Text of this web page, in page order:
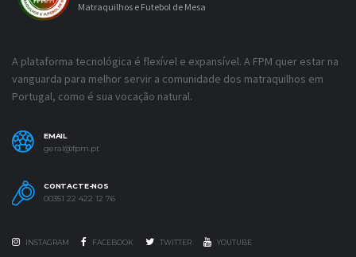
Matraquilhos e Futebol de Mesa
A plataforma tecnológica é flexível e expansível. A FPM quer estar na
vanguarda para melhor servir a comunidade dos matraquilhos em
Portugal, como é sua vocação natural.
EMAIL
geral@fpm.pt
CONTACTE-NOS
00351 22 422 12 76
INSTAGRAM FACEBOOK TWITTER YOUTUBE